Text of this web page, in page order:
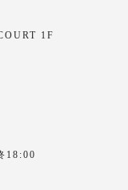
1F
18:00